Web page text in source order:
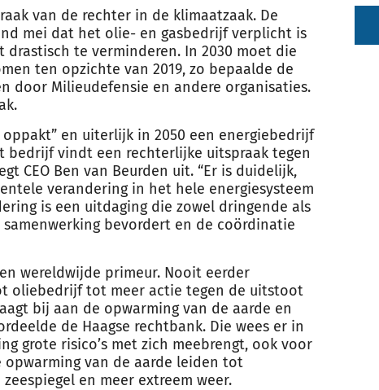
van de rechter in de klimaatzaak. De
mei dat het olie- en gasbedrijf verplicht is
te verminderen. In 2030 moet die
ten opzichte van 2019, zo bepaalde de
door Milieudefensie en andere organisaties.
en uiterlijk in 2050 een energiebedrijf
bedrijf vindt een rechterlijke uitspraak tegen
CEO Ben van Beurden uit. “Er is duidelijk,
verandering in het hele energiesysteem
is een uitdaging die zowel dringende als
bevordert en de coördinatie
wereldwijde primeur. Nooit eerder
oliebedrijf tot meer actie tegen de uitstoot
bij aan de opwarming van de aarde en
de Haagse rechtbank. Die wees er in
grote risico’s met zich meebrengt, ook voor
opwarming van de aarde leiden tot
en meer extreem weer.